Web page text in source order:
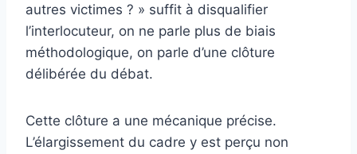
autres victimes ? » suffit à disqualifier
l’interlocuteur, on ne parle plus de biais
méthodologique, on parle d’une clôture
délibérée du débat.
Cette clôture a une mécanique précise.
L’élargissement du cadre y est perçu non